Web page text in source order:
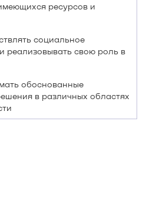
ресурсов и
социальное
реализовывать свою роль в
обоснованные
в различных областях